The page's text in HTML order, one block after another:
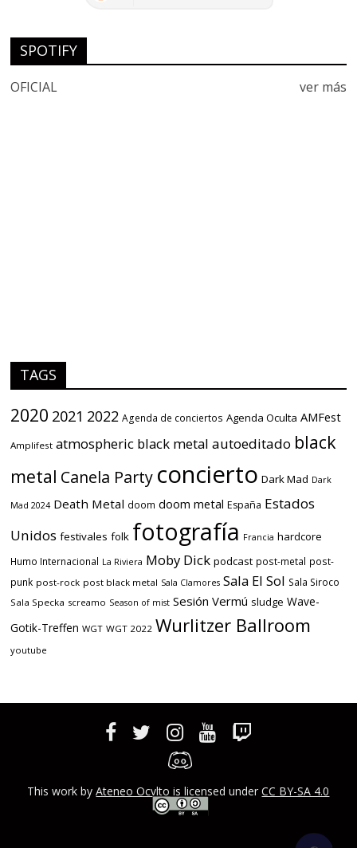
SPOTIFY
ver más
OFICIAL
TAGS
2020 2021 2022 Agenda de conciertos Agenda Oculta AMFest
Amplifest atmospheric black metal autoeditado black
metal Canela Party concierto Dark Mad Dark
Mad 2024 Death Metal doom doom metal España Estados
Unidos festivales folk fotografía Francia hardcore
Humo Internacional La Riviera Moby Dick podcast post-metal post-
punk post-rock post black metal Sala Clamores Sala El Sol Sala Siroco
Sala Specka screamo Season of mist Sesión Vermú sludge Wave-
Gotik-Treffen WGT WGT 2022 Wurlitzer Ballroom
youtube
This work byAteneo Ocvlto is licensed underCC BY-SA 4.0